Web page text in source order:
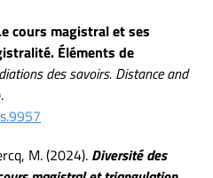
cours magistral et ses
Éléments de
des savoirs. Distance and
M. (2024). Diversité des